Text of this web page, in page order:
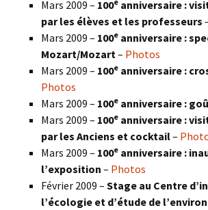
Mars 2009 – 100 anniversaire :
par les élèves et les professeurs
Mars 2009 – 100e anniversaire :
Mozart/Mozart– Photos
Mars 2009 – 100e anniversaire :
Photos
Mars 2009 – 100e anniversaire :
Mars 2009 – 100e anniversaire :
par les Anciens et cocktail–
Mars 2009 – 100e anniversaire :
l’exposition – Photos
Février 2009 – Stage au Centre
l’écologie et d’étude de